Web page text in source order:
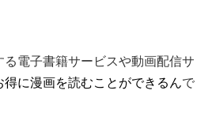
電子書籍サービスや動画配信サ
得に漫画を読むことができるん で